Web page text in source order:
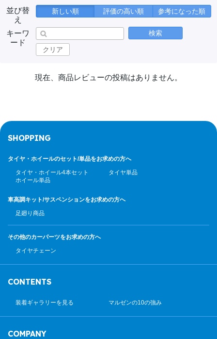
並び替
え
新しい順 評価の高い順 参考になった順
キーワ
ード
検索
クリア
現在、商品レビューの投稿はありません。
SHOPPING
タイヤ・ホイールのセット/単品をお求めの方へ
タイヤ・ホイール4本セット
タイヤ単品
ホイール単品
車高調キット/サスペンションをお求めの方へ
足廻り商品
その他のカーパーツをお求めの方へ
タイヤチェーン
CONTENTS
装着ギャラリーを見る マルゼンの10の強み
COMPANY